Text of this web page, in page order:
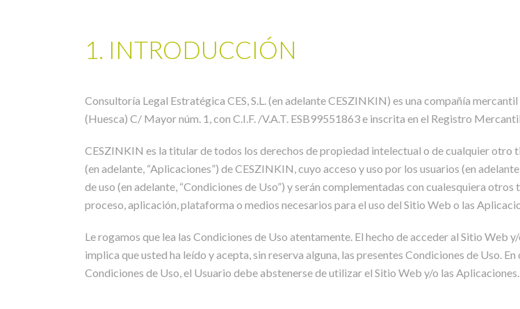
1. INTRODUCCIÓN
Consultoría Legal Estratégica CES, S.L. (en adelante CESZINKIN) es una compañía
(Huesca) C/ Mayor núm. 1, con C.I.F. /V.A.T. ESB99551863 e inscrita en el Registro
CESZINKIN es la titular de todos los derechos de propiedad intelectual o de cualquier otro
(en adelante, “Aplicaciones”) de CESZINKIN, cuyo acceso y uso por los usuarios (en
de uso (en adelante, “Condiciones de Uso”) y serán complementadas con cualesquiera
proceso, aplicación, plataforma o medios necesarios para el uso del Sitio Web o las
Le rogamos que lea las Condiciones de Uso atentamente. El hecho de acceder al Sitio Web
implica que usted ha leído y acepta, sin reserva alguna, las presentes Condiciones de Uso.
Condiciones de Uso, el Usuario debe abstenerse de utilizar el Sitio Web y/o las Aplicaciones.